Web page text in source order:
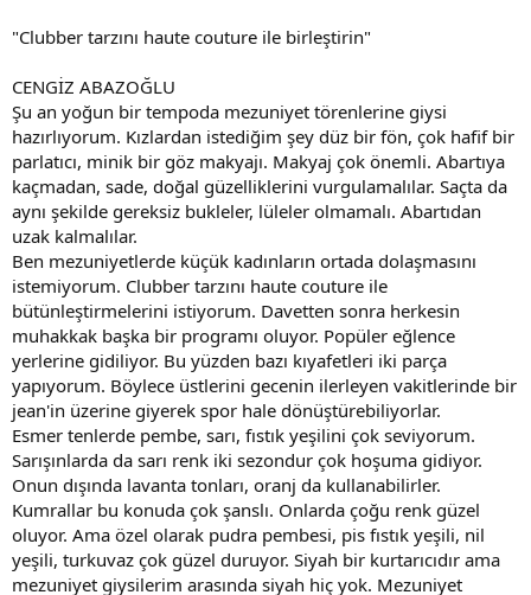
"Clubber tarzını haute couture ile birleştirin"
CENGİZ ABAZOĞLU
Şu an yoğun bir tempoda mezuniyet törenlerine giysi
hazırlıyorum. Kızlardan istediğim şey düz bir fön, çok hafif bir
parlatıcı, minik bir göz makyajı. Makyaj çok önemli. Abartıya
kaçmadan, sade, doğal güzelliklerini vurgulamalılar. Saçta da
aynı şekilde gereksiz bukleler, lüleler olmamalı. Abartıdan
uzak kalmalılar.
Ben mezuniyetlerde küçük kadınların ortada dolaşmasını
istemiyorum. Clubber tarzını haute couture ile
bütünleştirmelerini istiyorum. Davetten sonra herkesin
muhakkak başka bir programı oluyor. Popüler eğlence
yerlerine gidiliyor. Bu yüzden bazı kıyafetleri iki parça
yapıyorum. Böylece üstlerini gecenin ilerleyen vakitlerinde bir
jean'in üzerine giyerek spor hale dönüştürebiliyorlar.
Esmer tenlerde pembe, sarı, fıstık yeşilini çok seviyorum.
Sarışınlarda da sarı renk iki sezondur çok hoşuma gidiyor.
Onun dışında lavanta tonları, oranj da kullanabilirler.
Kumrallar bu konuda çok şanslı. Onlarda çoğu renk güzel
oluyor. Ama özel olarak pudra pembesi, pis fıstık yeşili, nil
yeşili, turkuvaz çok güzel duruyor. Siyah bir kurtarıcıdır ama
mezuniyet giysilerim arasında siyah hiç yok. Mezuniyet